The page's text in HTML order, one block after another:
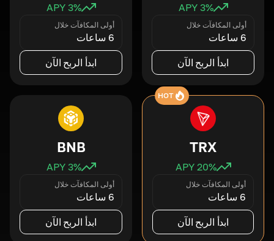
3% APY
أولى المكافآت خلال
6 ساعات
ابدأ الربح الآن
3% APY
أولى المكافآت خلال
6 ساعات
ابدأ الربح الآن
HOT
TRX
20% APY
أولى المكافآت خلال
6 ساعات
ابدأ الربح الآن
BNB
3% APY
أولى المكافآت خلال
6 ساعات
ابدأ الربح الآن